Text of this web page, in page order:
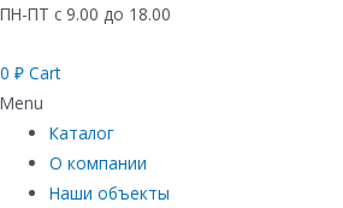
ПН-ПТ с 9.00 до 18.00
0 ₽ Cart
Menu
Каталог
О компании
Наши объекты